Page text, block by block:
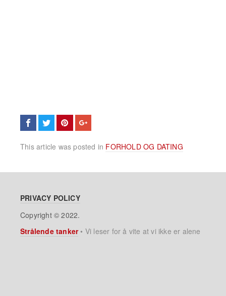
This article was posted in FORHOLD OG DATING
PRIVACY POLICY
Copyright © 2022.
Strålende tanker• Vi leser for å vite at vi ikke er alene